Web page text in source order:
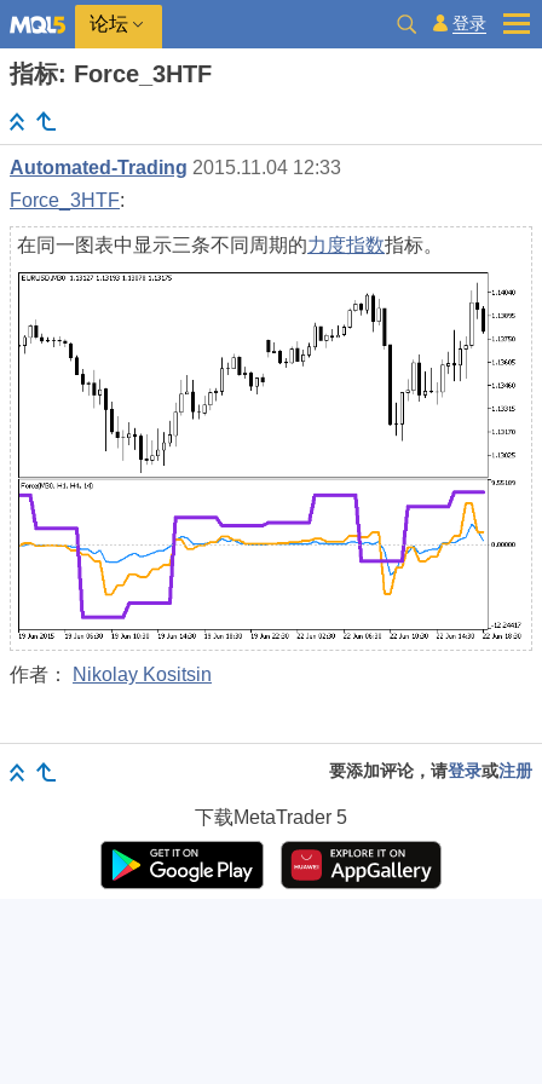
论坛 登录
指标: Force_3HTF
Automated-Trading 2015.11.04 12:33
Force_3HTF:
在同一图表中显示三条不同周期的力度指数指标。
作者： Nikolay Kositsin
要添加评论，请登录或注册
下载MetaTrader 5